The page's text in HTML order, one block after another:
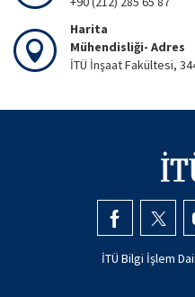
Harita
Mühendisliği- Adres
İTÜ İnşaat Fakültesi,
İTÜ Bilgi İşlem